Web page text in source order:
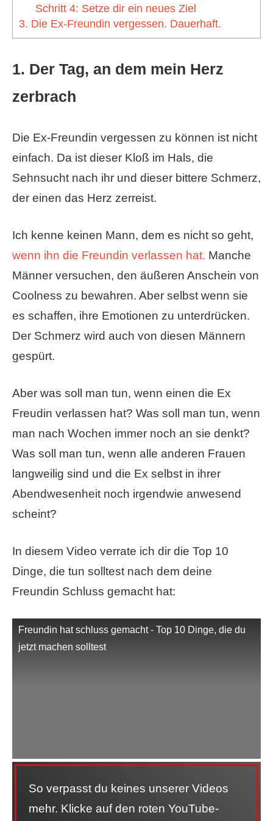
Schritt 4: Setze dir ein neues Ziel
3. Die Ex-Freundin vergessen. Dauerhaft.
1. Der Tag, an dem mein Herz
zerbrach
Die Ex-Freundin vergessen zu können ist nicht
einfach. Da ist dieser Kloß im Hals, die
Sehnsucht nach ihr und dieser bittere Schmerz,
der einen das Herz zerreist.
Ich kenne keinen Mann, dem es nicht so geht,
wenn ihn die Freundin verlassen hat. Manche
Männer versuchen, den äußeren Anschein von
Coolness zu bewahren. Aber selbst wenn sie
es schaffen, ihre Emotionen zu unterdrücken.
Der Schmerz wird auch von diesen Männern
gespürt.
Aber was soll man tun, wenn einen die Ex
Freudin verlassen hat? Was soll man tun, wenn
man nach Wochen immer noch an sie denkt?
Was soll man tun, wenn alle anderen Frauen
langweilig sind und die Ex selbst in ihrer
Abendwesenheit noch irgendwie anwesend
scheint?
In diesem Video verrate ich dir die Top 10
Dinge, die tun solltest nach dem deine
Freundin Schluss gemacht hat:
Freundin hat schluss gemacht - Top 10 Dinge, die du
jetzt machen solltest
So verpasst du keines unserer Videos
mehr. Klicke auf den roten YouTube-